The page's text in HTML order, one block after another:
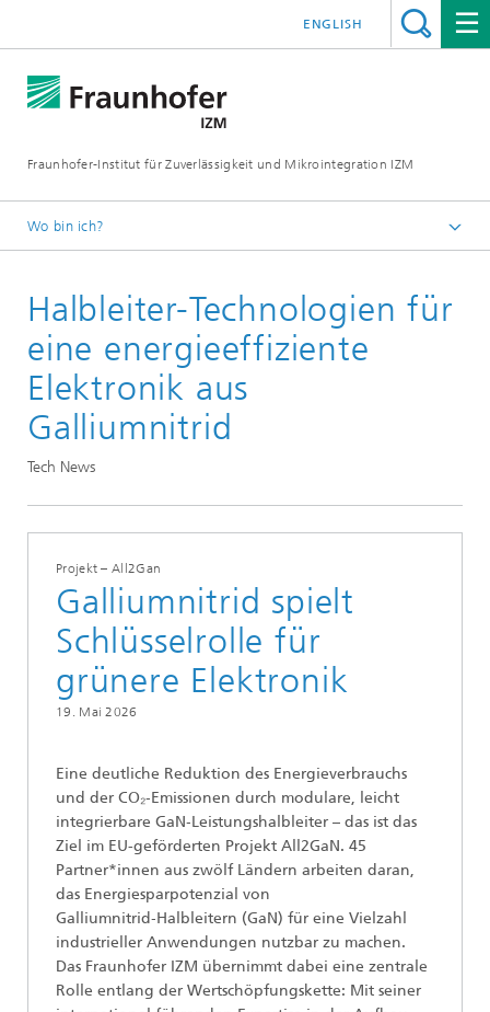
Fraunhofer-Institut für Zuverlässigkeit und Mikrointegration IZM
ENGLISH
Wo bin ich?
News & Veranstaltungen
Halbleiter-Technologien für
eine energieeffiziente
Elektronik aus
Galliumnitrid
Tech News
Projekt – All2Gan
Galliumnitrid spielt
Schlüsselrolle für
grünere Elektronik
19. Mai 2026
Eine deutliche Reduktion des Energieverbrauchs
und der CO₂‑Emissionen durch modulare, leicht
integrierbare GaN‑Leistungshalbleiter – das ist das
Ziel im EU-geförderten Projekt All2GaN. 45
Partner*innen aus zwölf Ländern arbeiten daran,
das Energiesparpotenzial von
Galliumnitrid‑Halbleitern (GaN) für eine Vielzahl
industrieller Anwendungen nutzbar zu machen.
Das Fraunhofer IZM übernimmt dabei eine zentrale
Rolle entlang der Wertschöpfungskette: Mit seiner